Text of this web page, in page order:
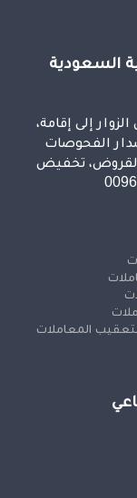
السعودية
إلى إقامة،
الفحوصات
القروض، تخفيض
المعاملات